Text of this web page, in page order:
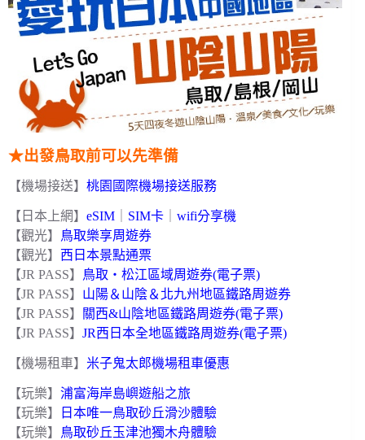
★出發鳥取前可以先準備
【機場接送】 桃園國際機場接送服務
【日本上網】 eSIM SIM卡
wifi分享機
【觀光】
鳥取樂享周遊券
【觀光】 西日本景點通票
【JR PASS】
鳥取・松江區域周遊券(電子票)
【JR PASS】 山陽＆山陰＆北九州地區鐵路周遊券
【JR PASS】
關西&山陰地區鐵路周遊券(電子票)
【JR PASS】 JR西日本全地區鐵路周遊券(電子票)
【機場租車】 米子鬼太郎機場租車優惠
【玩樂】 浦富海岸島嶼遊船之旅
【玩樂】
日本唯一鳥取砂丘滑沙體驗
【玩樂】
鳥取砂丘玉津池獨木舟體驗